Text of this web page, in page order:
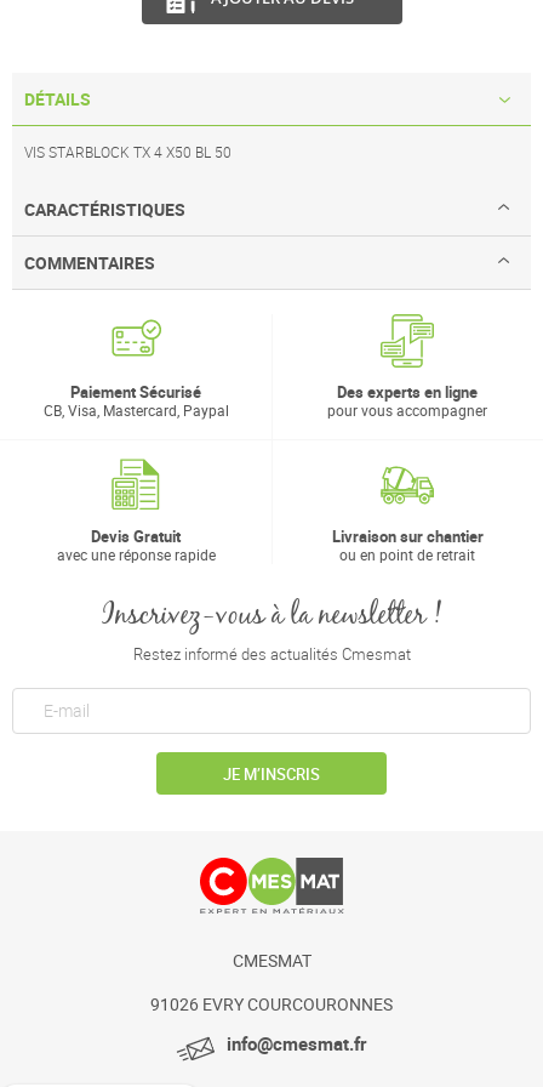
DÉTAILS
VIS STARBLOCK TX 4 X50 BL 50
CARACTÉRISTIQUES
COMMENTAIRES
Paiement Sécurisé
CB, Visa, Mastercard, Paypal
Des experts en ligne
pour vous accompagner
Devis Gratuit
avec une réponse rapide
Livraison sur chantier
ou en point de retrait
Inscrivez-vous à la newsletter !
Restez informé des actualités Cmesmat
JE M’INSCRIS
CMESMAT
91026 EVRY COURCOURONNES
info@cmesmat.fr